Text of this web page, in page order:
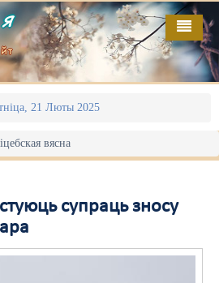
21 Люты 2025
вясна
супраць зносу